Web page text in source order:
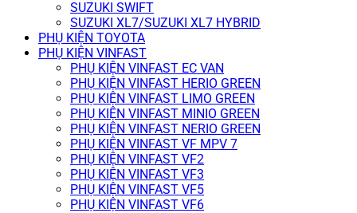
SUZUKI SWIFT
SUZUKI XL7/SUZUKI XL7 HYBRID
PHỤ KIỆN TOYOTA
PHỤ KIỆN VINFAST
PHỤ KIỆN VINFAST EC VAN
PHỤ KIỆN VINFAST HERIO GREEN
PHỤ KIỆN VINFAST LIMO GREEN
PHỤ KIỆN VINFAST MINIO GREEN
PHỤ KIỆN VINFAST NERIO GREEN
PHỤ KIỆN VINFAST VF MPV 7
PHỤ KIỆN VINFAST VF2
PHỤ KIỆN VINFAST VF3
PHỤ KIỆN VINFAST VF5
PHỤ KIỆN VINFAST VF6